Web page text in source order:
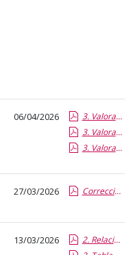
antigua
06/04/2026
3. Valoración DEFINITIVA de méritos_Agrupación 1.pdf.pdf
3. Valoración DEFINITIVA de méritos_Agrupación 3.pdf.pdf
3. Valoración DEFINITIVA de méritos_Agrupación 2.pdf.pdf
27/03/2026 Correccion de errores. Propuesta de resolucion provisional PACID 2026.report.pdf.pdf
13/03/2026
2. Relacion DEFINITIVA de Admitidos y Excluidos.pdf.pdf